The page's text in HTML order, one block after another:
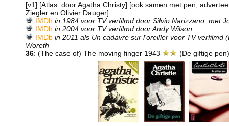
[v1] [Atlas: door Agatha Christy] [ook samen met pen,
Ziegler en Olivier Dauger]
IMDb in 1984 voor TV verfilmd door Silvio Narizzano, met
IMDb in 2004 voor TV verfilmd door Andy Wilson
IMDb in 2011 als Un cadavre sur l'oreiller voor TV verfilmd
Woreth
36: (The case of) The moving finger 1943 (De giftige